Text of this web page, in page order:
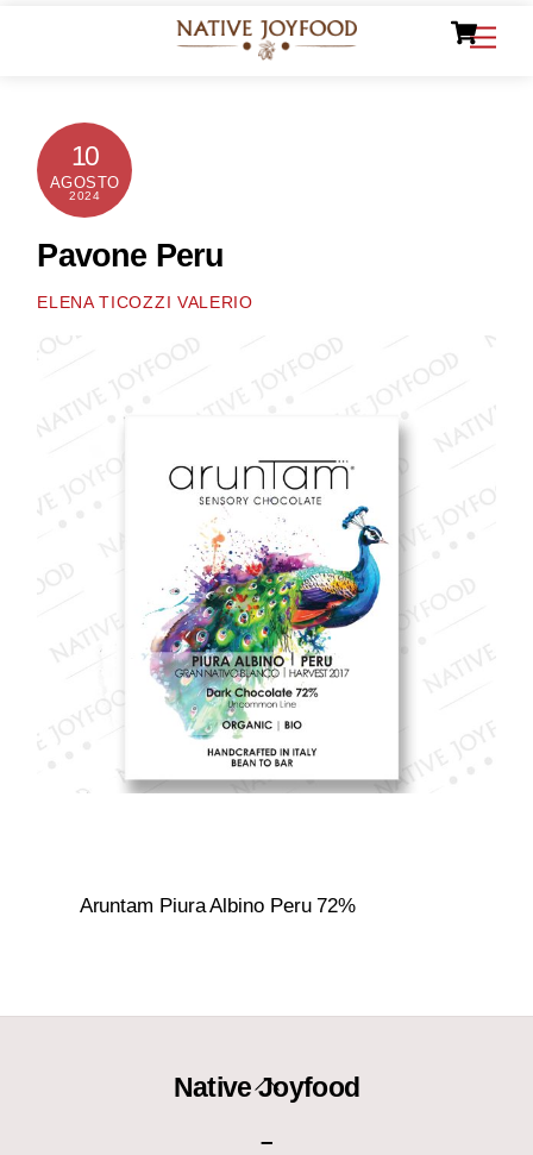
10
AGOSTO
2024
Pavone Peru
ELENA TICOZZI VALERIO
Aruntam Piura Albino Peru 72%
Back
Native Joyfood
–